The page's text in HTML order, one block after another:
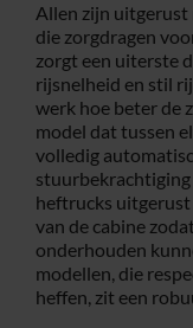
Allen zijn uitgerust
die zorgdragen
zorgt een uiterste
rijsnelheid en stil
werk hoe beter de
model dat tussen
volledig
stuurbekrachtiging
heftrucks
van de cabine
onderhouden
modellen, die
heffen, zit een